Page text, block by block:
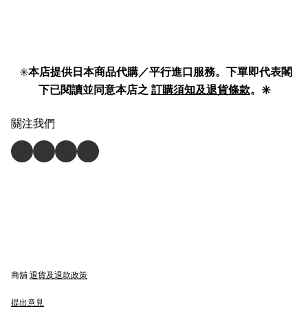
✳️本店提供日本商品代購／平行進口服務。下單即代表閣
下已閱讀並同意本店之 訂購須知及退貨條款。✳️
關注我們
商舖 退貨及退款政策
提出意見